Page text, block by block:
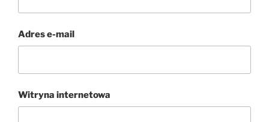
Adres e-mail
Witryna internetowa